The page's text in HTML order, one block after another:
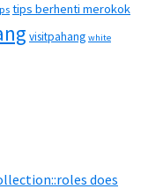
tips berhenti merokok
visitpahang white
does